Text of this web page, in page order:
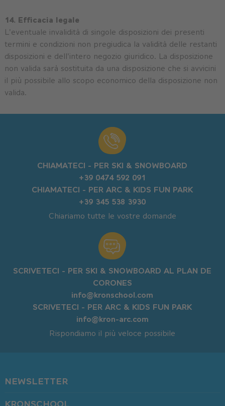
14. Efficacia legale
L'eventuale invalidità di singole disposizioni dei presenti
termini e condizioni non pregiudica la validità delle restanti
disposizioni e dell'intero negozio giuridico. La disposizione
non valida sarà sostituita da una disposizione che si avvicini
il più possibile allo scopo economico della disposizione non
valida.
CHIAMATECI - PER SKI & SNOWBOARD
+39 0474 592 091
CHIAMATECI - PER ARC & KIDS FUN PARK
+39 345 538 3930
Chiariamo tutte le vostre domande
SCRIVETECI - PER SKI & SNOWBOARD AL PLAN DE
CORONES
info@kronschool.com
SCRIVETECI - PER ARC & KIDS FUN PARK
info@kron-arc.com
Rispondiamo il più veloce possibile
NEWSLETTER